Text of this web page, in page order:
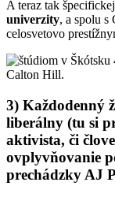
A teraz tak
univerzity, a spolu s
celosvetovo
Calton Hill.
3) Každodenný
liberálny (tu si
aktivista, či
ovplyvňovanie
prechádzky AJ